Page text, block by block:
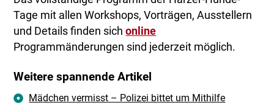
Tage mit allen Workshops, Vorträgen, Ausstellern
und Details finden sichonline
Programmänderungen sind jederzeit möglich.
Weitere spannende Artikel
Mädchen vermisst – Polizei bittet um Mithilfe